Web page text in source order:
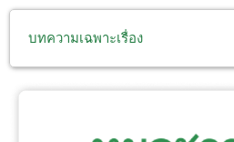
บทความเฉพาะเรื่อง